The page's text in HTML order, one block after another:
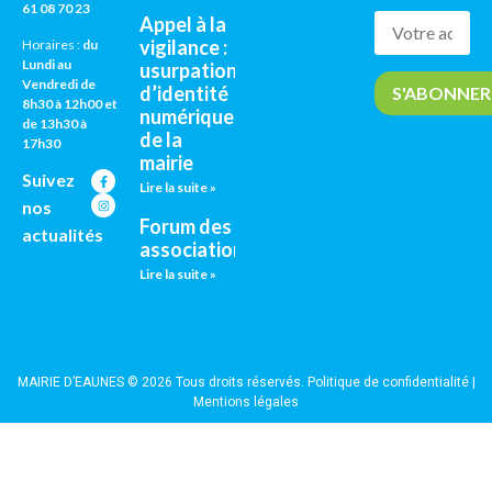
61 08 70 23
Horaires : du
Lundi au
Vendredi de
8h30 à 12h00 et
de 13h30 à
17h30
Suivez
nos
actualités
Appel à la
vigilance :
usurpation
d’identité
numérique
de la
mairie
Lire la suite »
Forum des
associations
Lire la suite »
MAIRIE D’EAUNES © 2026 Tous droits réservés. Politique de confidentialité|
Mentions légales